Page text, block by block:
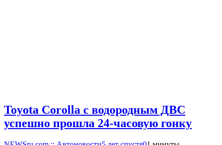
Toyota Corolla с водородным ДВС
успешно прошла 24-часовую гонку